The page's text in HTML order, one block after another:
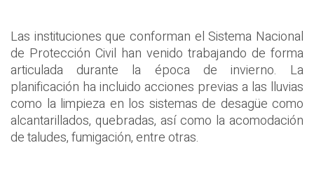
Las instituciones que conforman el Sistema Nacional
de Protección Civil han venido trabajando de forma
articulada durante la época de invierno. La
planificación ha incluido acciones previas a las lluvias
como la limpieza en los sistemas de desagüe como
alcantarillados, quebradas, así como la acomodación
de taludes, fumigación, entre otras.